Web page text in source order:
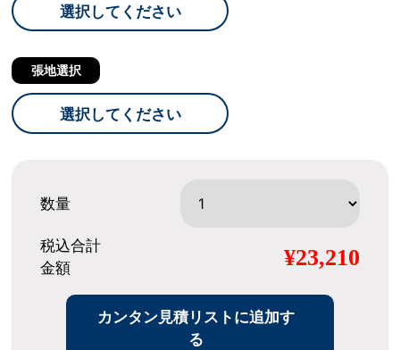
選択してください
張地選択
選択してください
数量
税込合計
金額
¥23,210
カンタン見積リストに追加す
る